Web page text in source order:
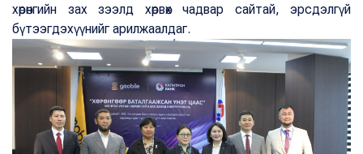
хөрөнгийн зах зээлд хөрвөх чадвар сайтай, эрсдэлгүй
бүтээгдэхүүнийг арилжаалдаг.